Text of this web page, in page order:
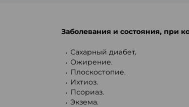
Заболевания и состояния, при
Сахарный диабет.
Ожирение.
Плоскостопие.
Ихтиоз.
Псориаз.
Экзема.